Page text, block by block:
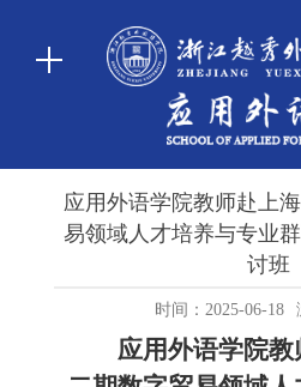
应用外语学院教师赴上
易领域人才培养与专业
讨班
时间：2025-06-18
应用外语学院